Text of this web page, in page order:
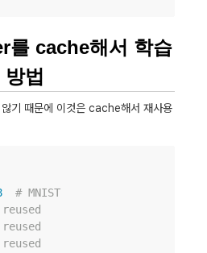
를 cache해서 학습
법
기 때문에 이것은 cache해서 재사용
# MNIST